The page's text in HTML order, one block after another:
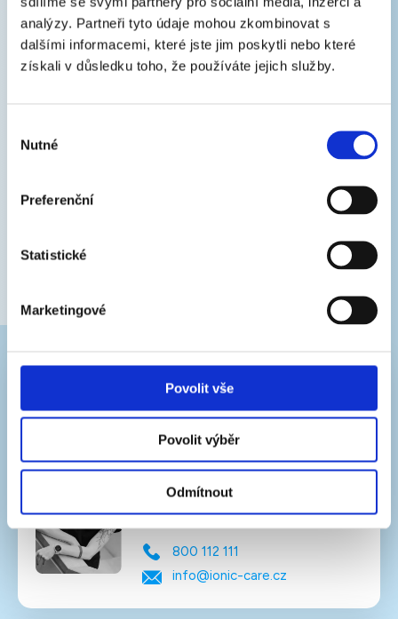
analýzy. Partneři tyto údaje mohou zkombinovat s
dalšími informacemi, které jste jim poskytli nebo které
získali v důsledku toho, že používáte jejich služby.
souhlasu
Nutné
Preferenční
Statistické
Marketingové
Povolit vše
Povolit výběr
Odmítnout
Newsletter
E-
Vložením e-mailu souhlasíte se
zpracováním osobních
Zavolejte nám zdarma
Na naší bezplatné lince vám pomůžeme s výběrem i
Zákaznický servis
po – pá 8:00–17:00 hod.
800 112 111
info@ionic-care.cz